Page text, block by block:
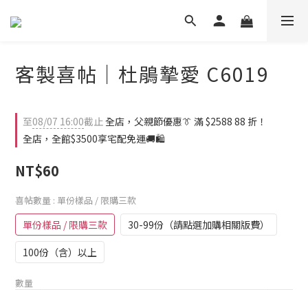
客製喜帖｜杜鵑摯愛 C6019
至08/07 16:00截止全店，父親節優惠👔 滿 $2588 88 折！
全店，全館$3500享宅配免運🚚🛍️
NT$60
喜帖數量 : 單份樣品 / 限購三款
單份樣品 / 限購三款
30-99份（請點選加購相關版費）
100份（含）以上
數量